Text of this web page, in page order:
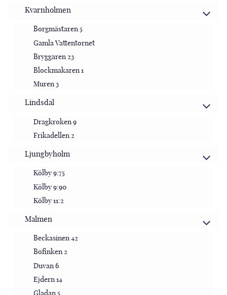
Kvarnholmen
Borgmästaren 5
Gamla Vattentornet
Bryggaren 23
Blockmakaren 1
Muren 3
Lindsdal
Dragkroken 9
Frikadellen 2
Ljungbyholm
Kölby 9:75
Kölby 9:90
Kölby 11:2
Malmen
Beckasinen 42
Bofinken 2
Duvan 6
Ejdern 14
Gladan 5